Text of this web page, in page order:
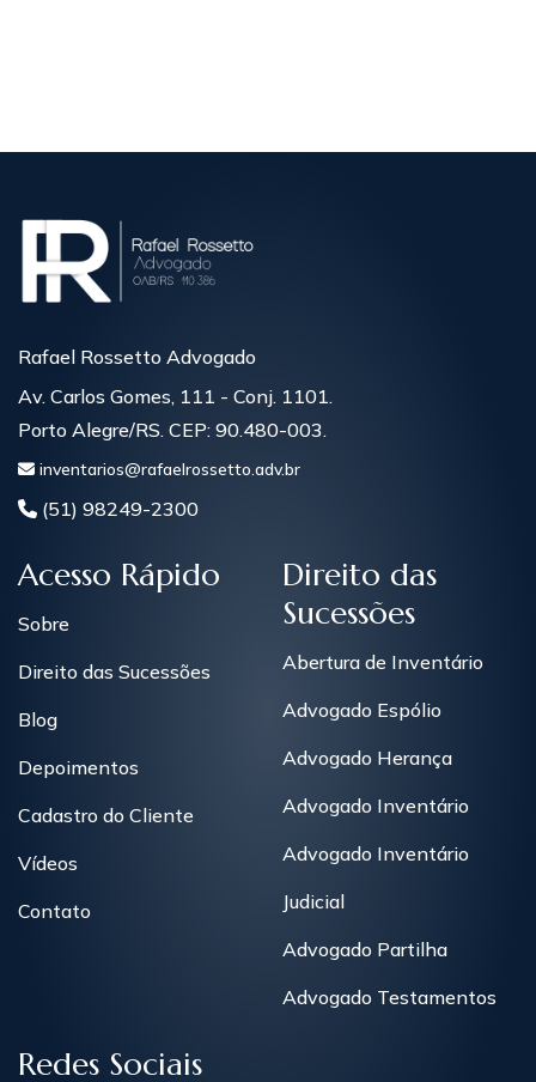
Rafael Rossetto Advogado
Av. Carlos Gomes, 111 - Conj. 1101.
Porto Alegre/RS. CEP: 90.480-003.
inventarios@rafaelrossetto.adv.br
(51) 98249-2300
Acesso Rápido
Sobre
Direito das Sucessões
Blog
Depoimentos
Cadastro do Cliente
Vídeos
Contato
Direito das
Sucessões
Abertura de Inventário
Advogado Espólio
Advogado Herança
Advogado Inventário
Advogado Inventário
Judicial
Advogado Partilha
Advogado Testamentos
Redes Sociais